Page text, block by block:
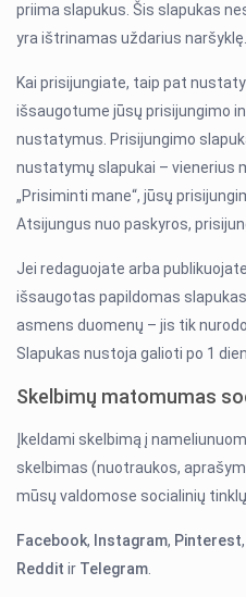
priima slapukus. Šis slapukas
yra ištrinamas uždarius naršyklę.
Kai prisijungiate, taip pat
išsaugotume jūsų prisijungimo
nustatymus. Prisijungimo
nustatymų slapukai – vienerius
„Prisiminti mane“, jūsų
Atsijungus nuo paskyros,
Jei redaguojate arba
išsaugotas papildomas
asmens duomenų – jis tik
Slapukas nustoja galioti po 1
Skelbimų matomumas
Įkeldami skelbimą į
skelbimas (nuotraukos,
mūsų valdomose socialinių
Facebook, Instagram, Pinterest
Reddit ir Telegram